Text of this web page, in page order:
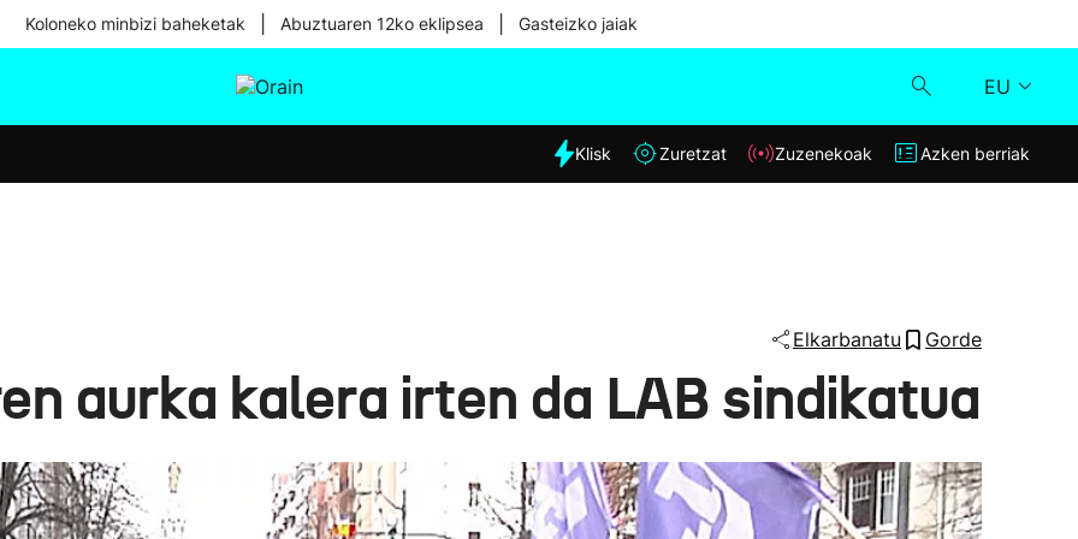
Koloneko minbizi baheketak Abuztuaren 12ko eklipsea Gasteizko jaiak
EU
Eguraldia
Klisk
Azken berriak
Klisk Zuretzat Zuzenekoak Azken berriak
Elkarbanatu Gorde
aurka kalera irten da LAB sindikatua